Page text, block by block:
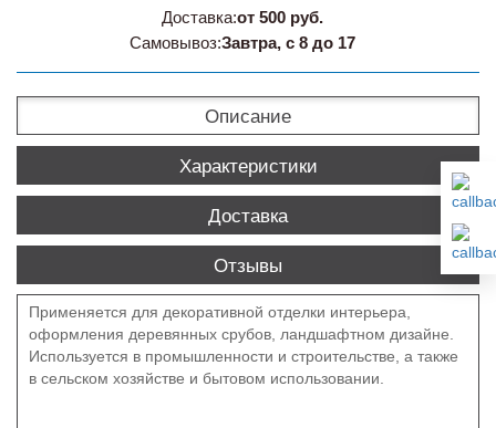
Доставка:от 500 руб.
Самовывоз:Завтра, с 8 до 17
Описание
Характеристики
Доставка
Отзывы
Применяется для декоративной отделки интерьера,
оформления деревянных срубов, ландшафтном дизайне.
Используется в промышленности и строительстве, а также
в сельском хозяйстве и бытовом использовании.